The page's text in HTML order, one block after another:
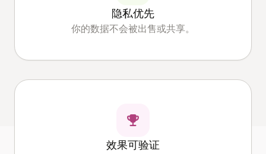
隐私优先
你的数据不会被出售或共享。
效果可验证